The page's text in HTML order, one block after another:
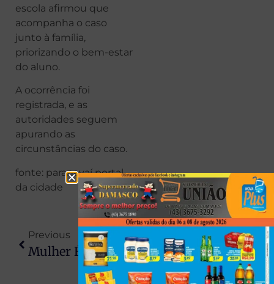
escola afirmou que
acompanha o caso
junto à família,
priorizando o bem-estar
do aluno.
A ocorrência foi
registrada, e as
autoridades seguem
apurando as
circunstâncias do caso.
fonte: paranavaí portal
da cidade
Previous
Mulher É Atropelada Por Carro Elétrico Na BR-369, Em Londrina
Next
Paciente Baleada Dentro De Hospital No PR Recebe Alta E Relata Momentos De Terror: “Não Era A Minha Hora”